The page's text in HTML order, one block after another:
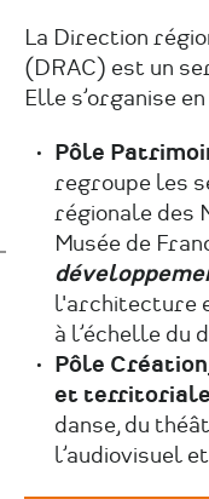
La Direction
(DRAC) est un
Elle s’organise en
Pôle
regroupe les
régionale des
Musée de
l'architecture
à l’échelle du
Pôle
et
danse, du
l’audiovisuel